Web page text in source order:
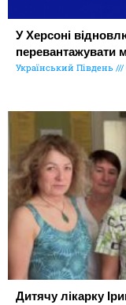
У Херсоні
перевантажувати
Український Південь
Дитячу лікарку